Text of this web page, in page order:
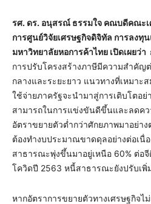
รศ. ดร. อนุสรณ์ ธรรมใจ คณบดีคณะเ
การศูนย์วิจัยเศรษฐกิจดิจิทัล การลงทุ
มหาวิทยาลัยหอการค้าไทย เปิดเผยว่า
การปรับโครงสร้างภาษีมีความสำคัญ
กลางและระยะยาว แนวทางที่เหมาะ
ใช้จ่ายภาครัฐจะนำมาสู่การเติบโตอย่
สามารถในการแข่งขันดีขึ้นและลดคว
อัตราขยายตัวต่ำกว่าศักยภาพมาอย่า
ต้องทำงบประมาณขาดดุลอย่างต่อเนื่
สาธารณะพุ่งขึ้นมาอยู่เหนือ 60% ต่อ
โควิดปี 2563 หนี้สาธารณะยังปรับเพิ่
หากอัตราการขยายตัวทางเศรษฐกิจไ